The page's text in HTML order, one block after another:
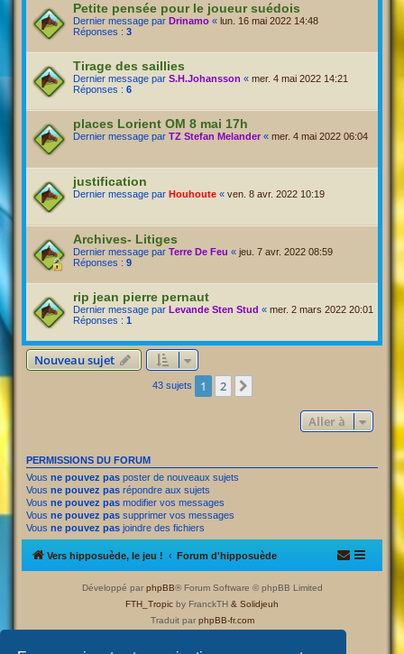
Petite pensée pour le joueur suédois
Dernier message par Drinamo « lun. 16 mai 2022 14:48
Réponses : 3
Tirage des saillies
Dernier message par S.H.Johansson « mer. 4 mai 2022 14:21
Réponses : 6
places Lorient OM 8 mai 17h
Dernier message par TZ Stefan Melander « mer. 4 mai 2022 06:04
justification
Dernier message par Houhoute « ven. 8 avr. 2022 10:19
Archives- Litiges
Dernier message par Terre De Feu « jeu. 7 avr. 2022 08:59
Réponses : 9
rip jean pierre pernaut
Dernier message par Levande Sten Stud « mer. 2 mars 2022 20:01
Réponses : 1
Nouveau sujet
43 sujets 1 2
Aller à
PERMISSIONS DU FORUM
Vous ne pouvez pas poster de nouveaux sujets
Vous ne pouvez pas répondre aux sujets
Vous ne pouvez pas modifier vos messages
Vous ne pouvez pas supprimer vos messages
Vous ne pouvez pas joindre des fichiers
Vers hipposuède, le jeu ! Forum d'hipposuède
Développé par phpBB® Forum Software © phpBB Limited
FTH_Tropic by FranckTH & Solidjeuh
Traduit par phpBB-fr.com